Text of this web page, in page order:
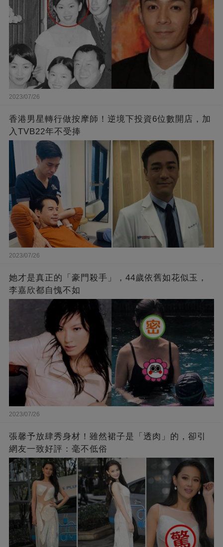
2023/07/26
香港男星轉行做按摩師！逆境下投資6位數開店，加
入TVB22年不受捧
2023/07/26
她才是真正的「豪門殺手」，44歲依舊如花似玉，
李嘉欣都自愧不如
2023/07/26
張馨予放肆秀身材！雖然裙子是「透肉」的，卻引
網友一致好評：毫不低俗